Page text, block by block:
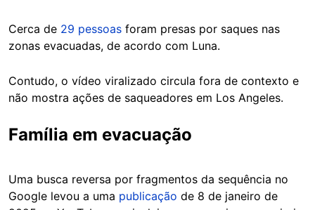
Cerca de 29 pessoas foram presas por saques nas
zonas evacuadas, de acordo com Luna.
Contudo, o vídeo viralizado circula fora de contexto e
não mostra ações de saqueadores em Los Angeles.
Família em evacuação
Uma busca reversa por fragmentos da sequência no
Google levou a uma publicação de 8 de janeiro de